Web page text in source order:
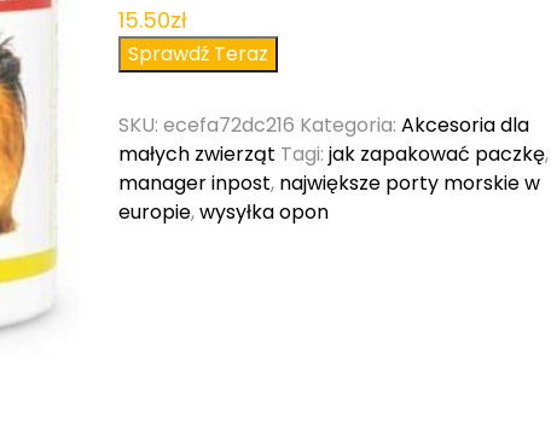
15.50zł
Sprawdź Teraz
SKU:ecefa72dc216 Kategoria:Akcesoria dla
małych zwierząt Tagi:jak zapakować paczkę,
manager inpost, największe porty morskie w
europie,wysyłka opon